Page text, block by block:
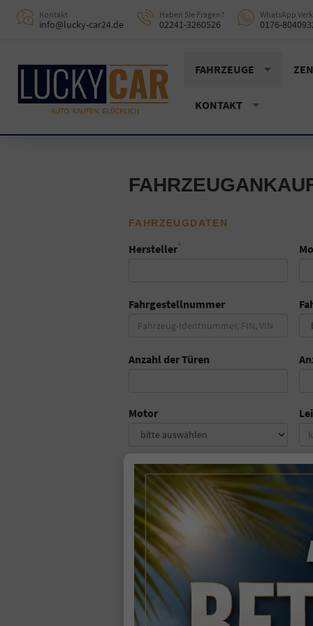
Kontakt
info@lucky-car24.de
Haben Sie Fragen?
02241-3260526
WhatsApp
0176-
FAHRZEUGE
KONTAKT
FAHRZEUGDATEN
Hersteller*
Fahrgestellnummer
Anzahl der Türen
Motor
Getriebe
HU/AU gültig bis
PERSÖNLICHE DATEN